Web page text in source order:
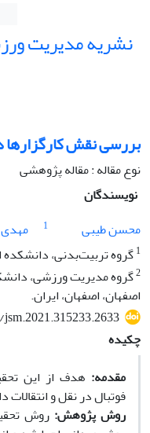
نشریه مدیریت
بررسی نقش کارگزارها
نوع مقاله : مقاله پژوهشی
نویسندگان
محسن طیبی
1
1گروه تربیت‌بدنی، دانشکده
2گروه مدیریت ورزشی،
اصفهان، اصفهان، ایران.
چکیده
مقدمه: هدف از این
فوتبال در نقل و انتقالات
روش پژوهش:روش